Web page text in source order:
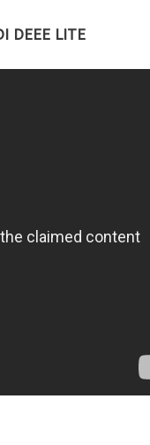
DEEE LITE